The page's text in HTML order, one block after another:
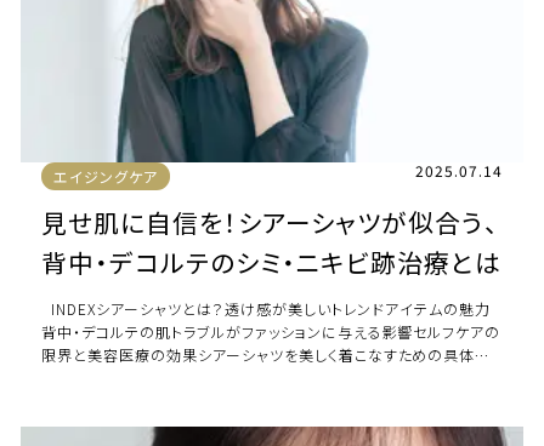
エイジングケア 2025.07.14
見せ肌に自信を！シアーシャツが似合う、
背中・デコルテのシミ・ニキビ跡治療とは
INDEXシアーシャツとは？透け感が美しいトレンドアイテムの魅力
背中・デコルテの肌トラブルがファッションに与える影響セルフケアの
限界と美容医療の効果シアーシャツを美しく着こなすための具体的